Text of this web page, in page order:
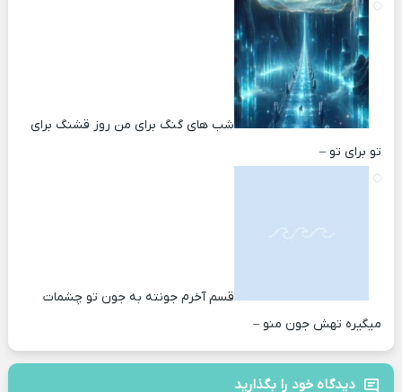
شب های گنگ برای من روز قشنگ برای
تو برای تو –
قسم آخرم جونته به جون تو چشمات
میگیره تهش جون منو –
دیدگاه خود را بگذارید